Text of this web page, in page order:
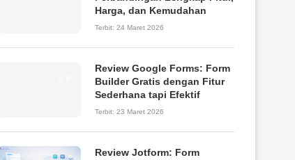
Harga, dan Kemudahan
Terbit: 24 Maret 2026
Review Google Forms: Form
Builder Gratis dengan Fitur
Sederhana tapi Efektif
Terbit: 23 Maret 2026
Review Jotform: Form